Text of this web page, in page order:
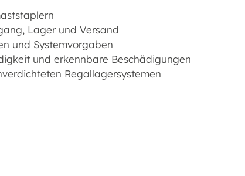
Lager und Versand
und Systemvorgaben
und erkennbare Beschädigungen
Regallagersystemen